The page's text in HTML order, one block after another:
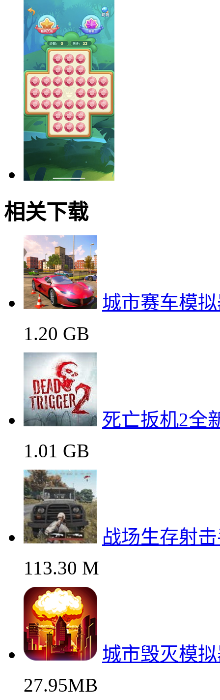
相关下载
城市赛车模
1.20 GB
死亡扳机2全
1.01 GB
战场生存射
113.30 M
城市毁灭模
27.95MB